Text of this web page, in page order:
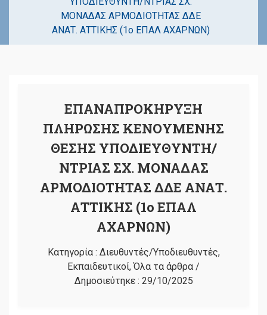
ΜΟΝΑΔΑΣ ΑΡΜΟΔΙΟΤΗΤΑΣ ΔΔΕ
ΑΝΑΤ. ΑΤΤΙΚΗΣ (1ο ΕΠΑΛ ΑΧΑΡΝΩΝ)
ΕΠΑΝΑΠΡΟΚΗΡΥΞΗ
ΠΛΗΡΩΣΗΣ ΚΕΝΟΥΜΕΝΗΣ
ΘΕΣΗΣ ΥΠΟΔΙΕΥΘΥΝΤΗ/
ΝΤΡΙΑΣ ΣΧ. ΜΟΝΑΔΑΣ
ΑΡΜΟΔΙΟΤΗΤΑΣ ΔΔΕ ΑΝΑΤ.
ΑΤΤΙΚΗΣ (1ο ΕΠΑΛ
ΑΧΑΡΝΩΝ)
Κατηγορία : Διευθυντές/Υποδιευθυντές,
Εκπαιδευτικοί,Όλα τα άρθρα /
Δημοσιεύτηκε : 29/10/2025